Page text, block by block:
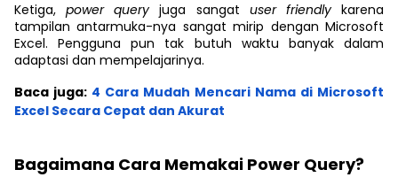
Ketiga,power queryjuga sangat user friendlykarena
tampilan antarmuka-nya sangat mirip dengan Microsoft
Excel. Pengguna pun tak butuh waktu banyak dalam
adaptasi dan mempelajarinya.
Baca juga: 4 Cara Mudah Mencari Nama di Microsoft
Excel Secara Cepat dan Akurat
Bagaimana Cara Memakai Power Query?